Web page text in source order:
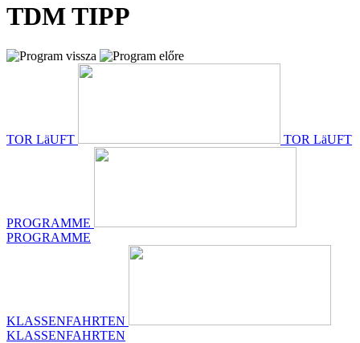
TDM TIPP
TOR LäUFT TOR LäUFT
PROGRAMME
PROGRAMME
KLASSENFAHRTEN
KLASSENFAHRTEN